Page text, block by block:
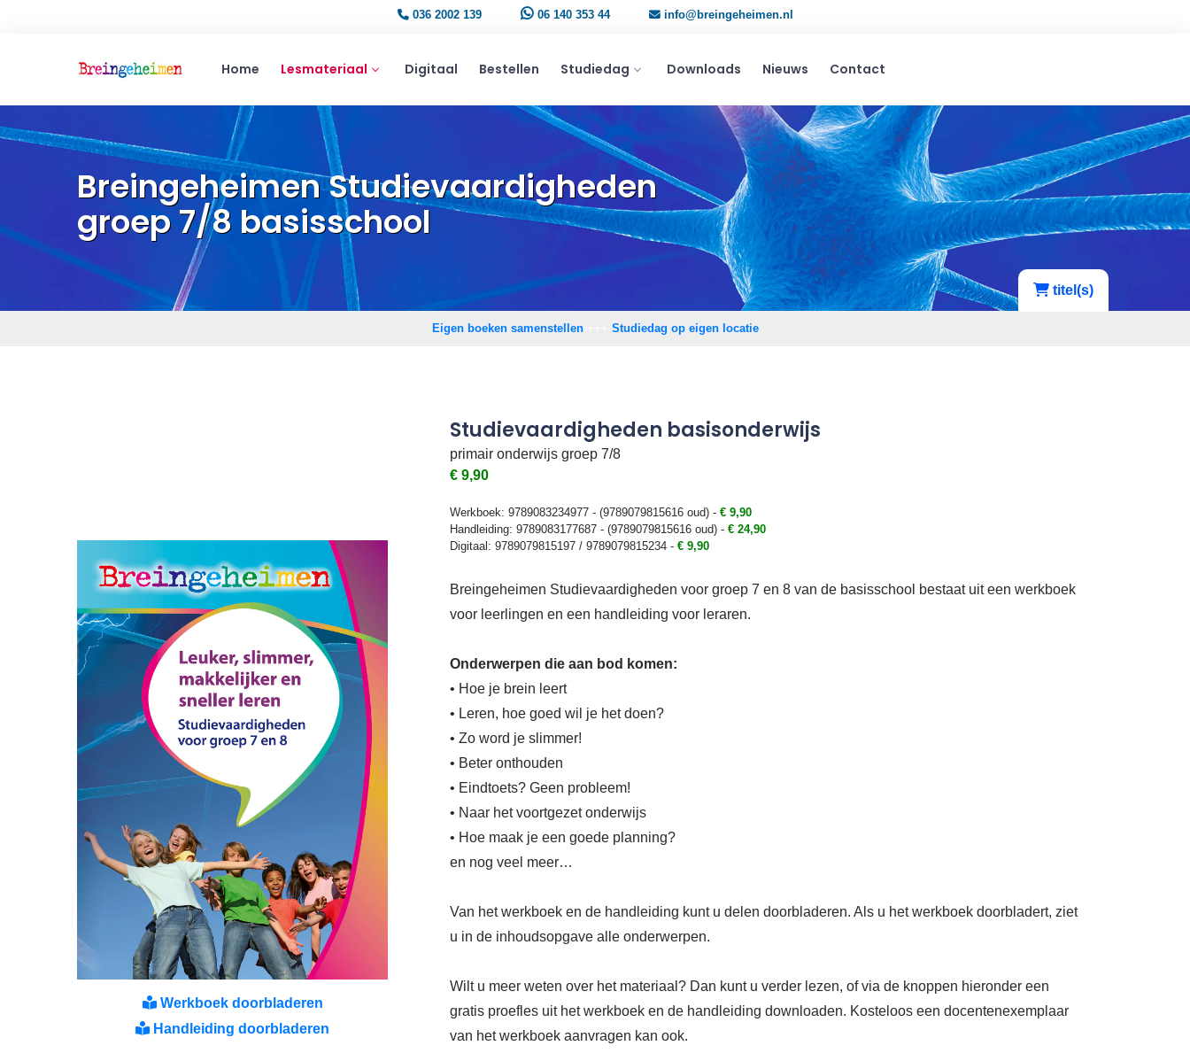
036 2002 139 06 140 353 44 info@breingeheimen.nl
Home Lesmateriaal Digitaal Bestellen Studiedag Downloads Nieuws Contact
Breingeheimen Studievaardigheden
groep 7/8 basisschool
titel(s)
Eigen boeken samenstellen Studiedag op eigen locatie
Werkboek doorbladeren
Handleiding doorbladeren
Studievaardigheden basisonderwijs
primair onderwijs groep 7/8
€ 9,90
Werkboek: 9789083234977 - (9789079815616 oud) - € 9,90
Handleiding: 9789083177687 - (9789079815616 oud) - € 24,90
Digitaal: 9789079815197 / 9789079815234 - € 9,90
Breingeheimen Studievaardigheden voor groep 7 en 8 van de basisschool bestaat uit een werkboek
voor leerlingen en een handleiding voor leraren.
Onderwerpen die aan bod komen:
• Hoe je brein leert
• Leren, hoe goed wil je het doen?
• Zo word je slimmer!
• Beter onthouden
• Eindtoets? Geen probleem!
• Naar het voortgezet onderwijs
• Hoe maak je een goede planning?
en nog veel meer…
Van het werkboek en de handleiding kunt u delen doorbladeren. Als u het werkboek doorbladert, ziet
u in de inhoudsopgave alle onderwerpen.
Wilt u meer weten over het materiaal? Dan kunt u verder lezen, of via de knoppen hieronder een
gratis proefles uit het werkboek en de handleiding downloaden. Kosteloos een docentenexemplaar
van het werkboek aanvragen kan ook.